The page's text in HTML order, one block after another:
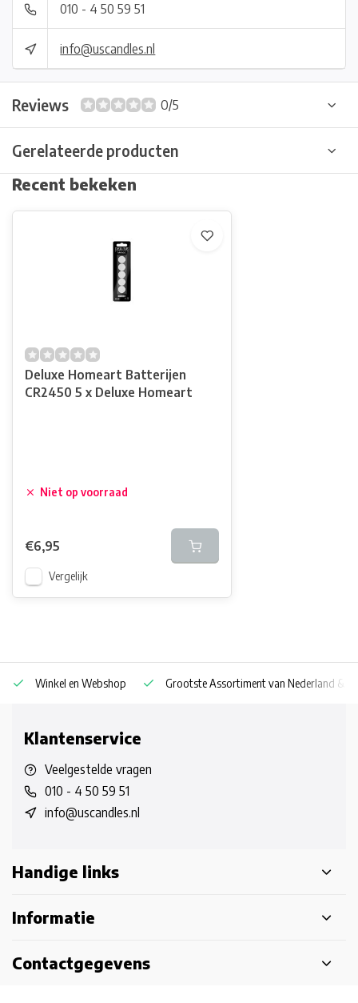
010 - 4 50 59 51
info@uscandles.nl
Reviews 0/5
Gerelateerde producten
Recent bekeken
Deluxe Homeart Batterijen
CR2450 5 x Deluxe Homeart
Niet op voorraad
€6,95
Vergelijk
Winkel en Webshop Grootste Assortiment van Nederland &
Klantenservice
Veelgestelde vragen
010 - 4 50 59 51
info@uscandles.nl
Handige links
Informatie
Contactgegevens